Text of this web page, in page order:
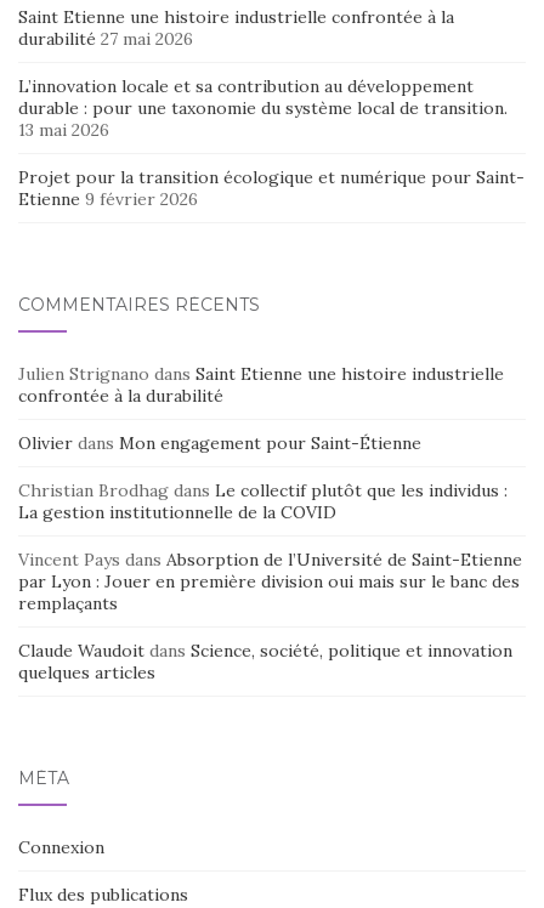
Saint Etienne une histoire industrielle confrontée à la
durabilité 27 mai 2026
L’innovation locale et sa contribution au développement
durable : pour une taxonomie du système local de transition.
13 mai 2026
Projet pour la transition écologique et numérique pour Saint-
Etienne 9 février 2026
COMMENTAIRES RÉCENTS
Julien Strignano dans Saint Etienne une histoire industrielle
confrontée à la durabilité
Olivier dans Mon engagement pour Saint-Étienne
Christian Brodhag dans Le collectif plutôt que les individus :
La gestion institutionnelle de la COVID
Vincent Pays dans Absorption de l’Université de Saint-Etienne
par Lyon : Jouer en première division oui mais sur le banc des
remplaçants
Claude Waudoit dans Science, société, politique et innovation
quelques articles
MÉTA
Connexion
Flux des publications